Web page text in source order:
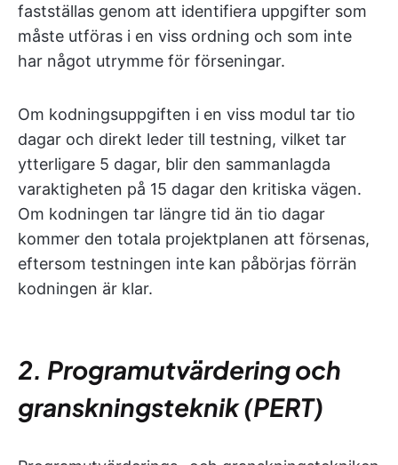
fastställas genom att identifiera uppgifter som
måste utföras i en viss ordning och som inte
har något utrymme för förseningar.
Om kodningsuppgiften i en viss modul tar tio
dagar och direkt leder till testning, vilket tar
ytterligare 5 dagar, blir den sammanlagda
varaktigheten på 15 dagar den kritiska vägen.
Om kodningen tar längre tid än tio dagar
kommer den totala projektplanen att försenas,
eftersom testningen inte kan påbörjas förrän
kodningen är klar.
2. Programutvärdering och
granskningsteknik (PERT)